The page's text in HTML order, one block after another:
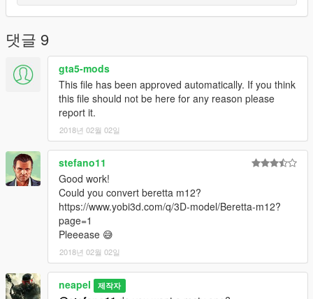
댓글 9
gta5-mods
This file has been approved automatically. If you think
this file should not be here for any reason please
report it.
2018년 02월 02일
stefano11
Good work!
Could you convert beretta m12?
https://www.yobi3d.com/q/3D-model/Beretta-m12?
page=1
Pleeease 😅
2018년 02월 02일
neapel 제작자